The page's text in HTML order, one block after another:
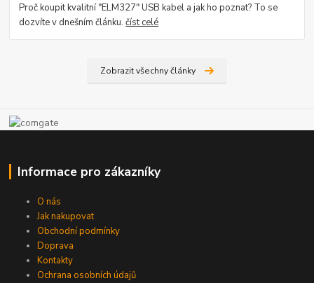
Proč koupit kvalitní "ELM327" USB kabel a jak ho poznat? To se
dozvíte v dnešním článku.číst celé
Zobrazit všechny články
Informace pro zákazníky
O nás
Jak nakupovat
Obchodní podmínky
Doprava
Kontakty
Ochrana osobních údajů